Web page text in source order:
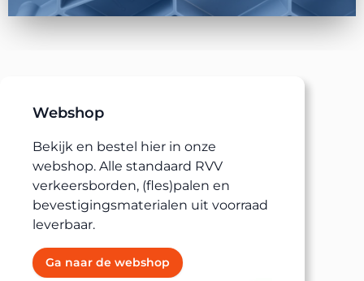
Webshop
Bekijk en bestel hier in onze
webshop. Alle standaard RVV
verkeersborden, (fles)palen en
bevestigingsmaterialen uit voorraad
leverbaar.
Ga naar de webshop